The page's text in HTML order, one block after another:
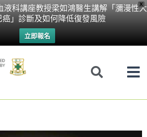
X
液科講座教授梁如鴻醫生講解「瀰漫性大
癌」診斷及如何降低復發風險
立即報名